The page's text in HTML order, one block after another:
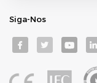
Siga-Nos